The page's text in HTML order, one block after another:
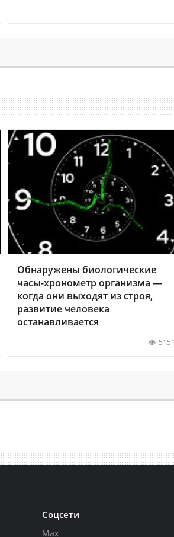
Обнаружены биологические
часы-хронометр организма —
когда они выходят из строя,
развитие человека
останавливается
5151
Соцсети
Max